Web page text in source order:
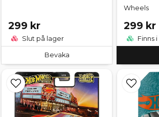
299 kr
Slut på lager
Bevaka
Wheels
299 kr
Finns